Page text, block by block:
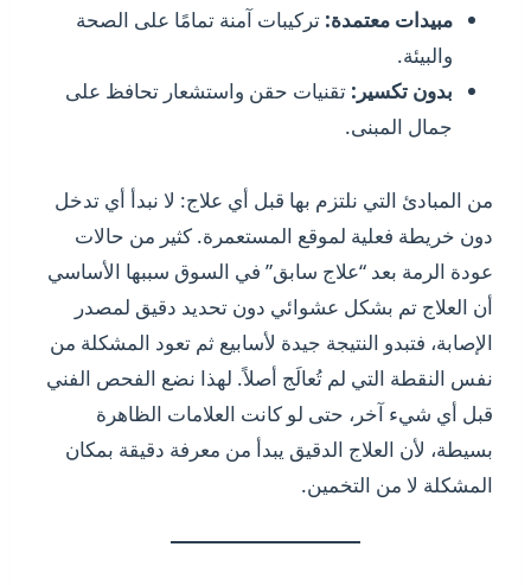
مبيدات معتمدة: تركيبات آمنة تمامًا على الصحة
والبيئة.
بدون تكسير: تقنيات حقن واستشعار تحافظ على
جمال المبنى.
من المبادئ التي نلتزم بها قبل أي علاج: لا نبدأ أي تدخل
دون خريطة فعلية لموقع المستعمرة. كثير من حالات
عودة الرمة بعد “علاج سابق” في السوق سببها الأساسي
أن العلاج تم بشكل عشوائي دون تحديد دقيق لمصدر
الإصابة، فتبدو النتيجة جيدة لأسابيع ثم تعود المشكلة من
نفس النقطة التي لم تُعالَج أصلاً. لهذا نضع الفحص الفني
قبل أي شيء آخر، حتى لو كانت العلامات الظاهرة
بسيطة، لأن العلاج الدقيق يبدأ من معرفة دقيقة بمكان
المشكلة لا من التخمين.